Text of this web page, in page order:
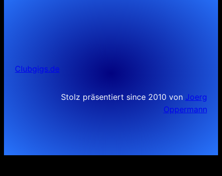
Clubgigs.de
Stolz präsentiert since 2010 von Joerg
Oppermann